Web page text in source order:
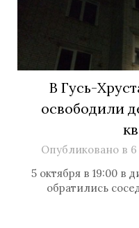
В Гусь-
освободили
Опубликовано в
5 октября в 19:00 в
обратились